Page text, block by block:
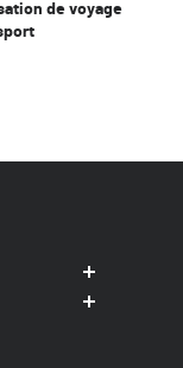
de voyage